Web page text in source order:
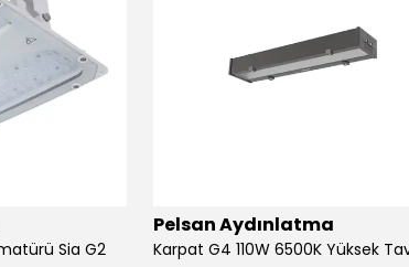
Sia G2
Pelsan Aydınlatma